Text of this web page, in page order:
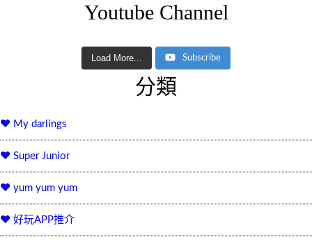
Youtube Channel
Load More... Subscribe
分類
♥ My darlings
♥ Super Junior
♥ yum yum yum
♥ 好玩APP推介